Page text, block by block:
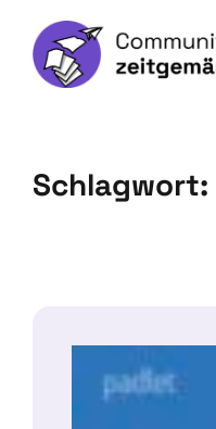
Schlagwort: